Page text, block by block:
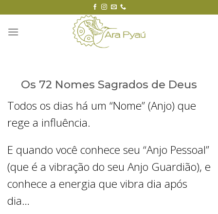
to
content
Os 72 Nomes Sagrados de Deus
Todos os dias há um “Nome” (Anjo) que
rege a influência.
E quando você conhece seu “Anjo Pessoal”
(que é a vibração do seu Anjo Guardião), e
conhece a energia que vibra dia após
dia…